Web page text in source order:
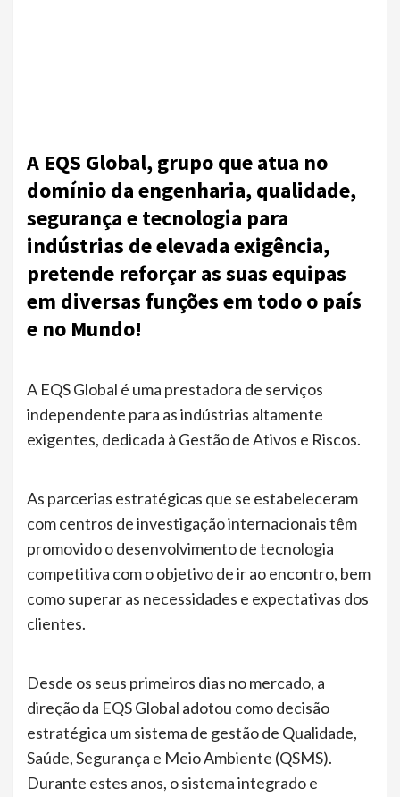
A EQS Global, grupo que atua no
domínio da engenharia, qualidade,
segurança e tecnologia para
indústrias de elevada exigência,
pretende reforçar as suas equipas
em diversas funções em todo o país
e no Mundo!
A EQS Global é uma prestadora de serviços
independente para as indústrias altamente
exigentes, dedicada à Gestão de Ativos e Riscos.
As parcerias estratégicas que se estabeleceram
com centros de investigação internacionais têm
promovido o desenvolvimento de tecnologia
competitiva com o objetivo de ir ao encontro, bem
como superar as necessidades e expectativas dos
clientes.
Desde os seus primeiros dias no mercado, a
direção da EQS Global adotou como decisão
estratégica um sistema de gestão de Qualidade,
Saúde, Segurança e Meio Ambiente (QSMS).
Durante estes anos, o sistema integrado e